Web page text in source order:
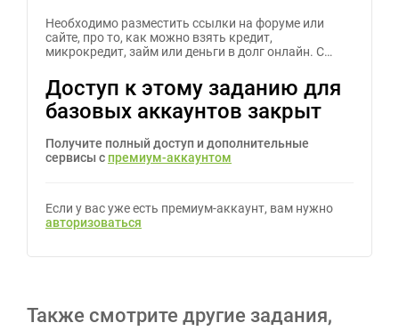
Необходимо разместить ссылки на форуме или
сайте, про то, как можно взять кредит,
микрокредит, займ или деньги в долг онлайн. С…
Доступ к этому заданию для
базовых аккаунтов закрыт
Получите полный доступ и дополнительные
сервисы с премиум-аккаунтом
Если у вас уже есть премиум-аккаунт, вам нужно
авторизоваться
Также смотрите другие задания,